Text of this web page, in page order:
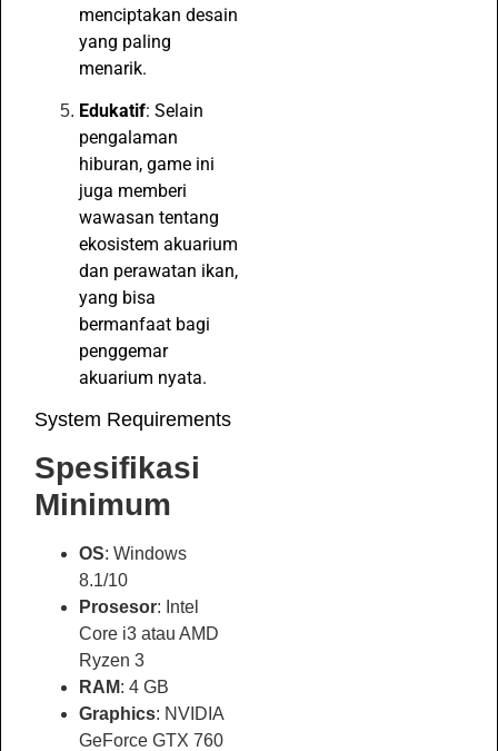
menciptakan desain
yang paling
menarik.
Edukatif: Selain
pengalaman
hiburan, game ini
juga memberi
wawasan tentang
ekosistem akuarium
dan perawatan ikan,
yang bisa
bermanfaat bagi
penggemar
akuarium nyata.
System Requirements
Spesifikasi
Minimum
OS: Windows
8.1/10
Prosesor: Intel
Core i3 atau AMD
Ryzen 3
RAM: 4 GB
Graphics: NVIDIA
GeForce GTX 760